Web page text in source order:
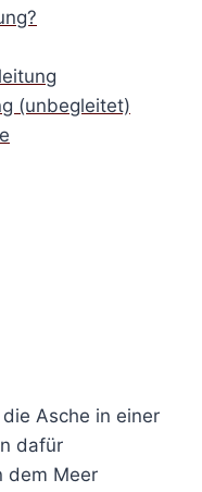
(unbegleitet)
Asche in einer
dafür
dem Meer